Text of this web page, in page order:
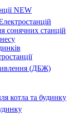
NEW
сонячних станцій
(ДБЖ)
котла та будинку